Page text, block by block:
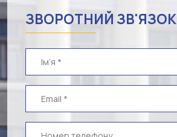
ЗВОРОТНИЙ ЗВ'ЯЗОК